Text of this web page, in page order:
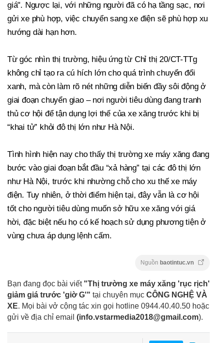
giá". Ngược lại, với những người đã có hạ tầng sạc, nơi
gửi xe phù hợp, việc chuyển sang xe điện sẽ phù hợp xu
hướng dài hạn hơn.
Từ góc nhìn thị trường, hiệu ứng từ Chỉ thị 20/CT-TTg
không chỉ tạo ra cú hích lớn cho quá trình chuyển đổi
xanh, mà còn làm rõ nét những diễn biến đầy sôi động ở
giai đoạn chuyển giao – nơi người tiêu dùng đang tranh
thủ cơ hội để tận dụng lợi thế của xe xăng trước khi bị
“khai tử” khỏi đô thị lớn như Hà Nội.
Tình hình hiện nay cho thấy thị trường xe máy xăng đang
bước vào giai đoạn bắt đầu “xả hàng” tại các đô thị lớn
như Hà Nội, trước khi nhường chỗ cho xu thế xe máy
điện. Tuy nhiên, ở thời điểm hiện tại, đây vẫn là cơ hội
tốt cho người tiêu dùng muốn sở hữu xe xăng với giá
hời, đặc biệt nếu họ có kế hoạch sử dụng phương tiện ở
vùng chưa áp dụng lệnh cấm.
Nguồn baotintuc.vn
Bạn đang đọc bài viết "Thị trường xe máy xăng 'rục rịch'
giảm giá trước 'giờ G'" tại chuyên mục CÔNG NGHỆ VÀ
XE. Mọi bài vở cộng tác xin gọi hotline 0944.40.40.50 hoặc
gửi về địa chỉ email (info.vstarmedia2018@gmail.com).